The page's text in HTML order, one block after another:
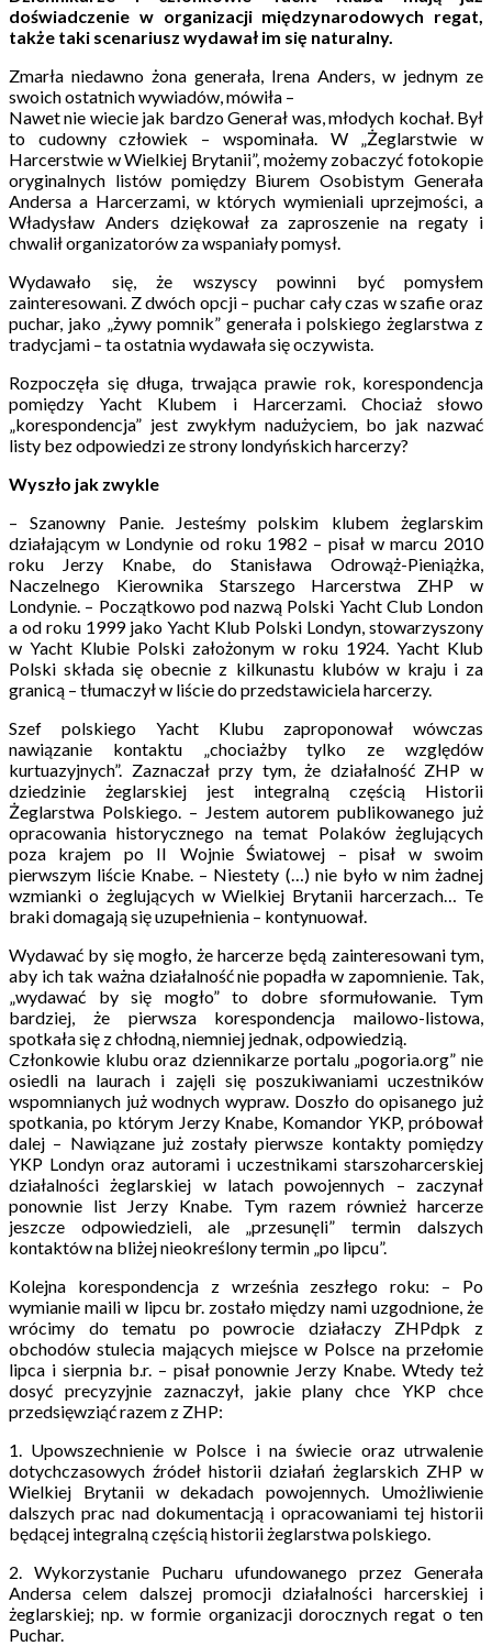
doświadczenie w organizacji międzynarodowych regat,
także taki scenariusz wydawał im się naturalny.
Zmarła niedawno żona generała, Irena Anders, w jednym ze
swoich ostatnich wywiadów, mówiła –
Nawet nie wiecie jak bardzo Generał was, młodych kochał. Był
to cudowny człowiek – wspominała. W „Żeglarstwie w
Harcerstwie w Wielkiej Brytanii”, możemy zobaczyć fotokopie
oryginalnych listów pomiędzy Biurem Osobistym Generała
Andersa a Harcerzami, w których wymieniali uprzejmości, a
Władysław Anders dziękował za zaproszenie na regaty i
chwalił organizatorów za wspaniały pomysł.
Wydawało się, że wszyscy powinni być pomysłem
zainteresowani. Z dwóch opcji – puchar cały czas w szafie oraz
puchar, jako „żywy pomnik” generała i polskiego żeglarstwa z
tradycjami – ta ostatnia wydawała się oczywista.
Rozpoczęła się długa, trwająca prawie rok, korespondencja
pomiędzy Yacht Klubem i Harcerzami. Chociaż słowo
„korespondencja” jest zwykłym nadużyciem, bo jak nazwać
listy bez odpowiedzi ze strony londyńskich harcerzy?
Wyszło jak zwykle
– Szanowny Panie. Jesteśmy polskim klubem żeglarskim
działającym w Londynie od roku 1982 – pisał w marcu 2010
roku Jerzy Knabe, do Stanisława Odrowąż-Pieniążka,
Naczelnego Kierownika Starszego Harcerstwa ZHP w
Londynie. – Początkowo pod nazwą Polski Yacht Club London
a od roku 1999 jako Yacht Klub Polski Londyn, stowarzyszony
w Yacht Klubie Polski założonym w roku 1924. Yacht Klub
Polski składa się obecnie z kilkunastu klubów w kraju i za
granicą – tłumaczył w liście do przedstawiciela harcerzy.
Szef polskiego Yacht Klubu zaproponował wówczas
nawiązanie kontaktu „chociażby tylko ze względów
kurtuazyjnych”. Zaznaczał przy tym, że działalność ZHP w
dziedzinie żeglarskiej jest integralną częścią Historii
Żeglarstwa Polskiego. – Jestem autorem publikowanego już
opracowania historycznego na temat Polaków żeglujących
poza krajem po II Wojnie Światowej – pisał w swoim
pierwszym liście Knabe. – Niestety (…) nie było w nim żadnej
wzmianki o żeglujących w Wielkiej Brytanii harcerzach… Te
braki domagają się uzupełnienia – kontynuował.
Wydawać by się mogło, że harcerze będą zainteresowani tym,
aby ich tak ważna działalność nie popadła w zapomnienie. Tak,
„wydawać by się mogło” to dobre sformułowanie. Tym
bardziej, że pierwsza korespondencja mailowo-listowa,
spotkała się z chłodną, niemniej jednak, odpowiedzią.
Członkowie klubu oraz dziennikarze portalu „pogoria.org” nie
osiedli na laurach i zajęli się poszukiwaniami uczestników
wspomnianych już wodnych wypraw. Doszło do opisanego już
spotkania, po którym Jerzy Knabe, Komandor YKP, próbował
dalej – Nawiązane już zostały pierwsze kontakty pomiędzy
YKP Londyn oraz autorami i uczestnikami starszoharcerskiej
działalności żeglarskiej w latach powojennych – zaczynał
ponownie list Jerzy Knabe. Tym razem również harcerze
jeszcze odpowiedzieli, ale „przesunęli” termin dalszych
kontaktów na bliżej nieokreślony termin „po lipcu”.
Kolejna korespondencja z września zeszłego roku: – Po
wymianie maili w lipcu br. zostało między nami uzgodnione, że
wrócimy do tematu po powrocie działaczy ZHPdpk z
obchodów stulecia mających miejsce w Polsce na przełomie
lipca i sierpnia b.r. – pisał ponownie Jerzy Knabe. Wtedy też
dosyć precyzyjnie zaznaczył, jakie plany chce YKP chce
przedsięwziąć razem z ZHP:
1. Upowszechnienie w Polsce i na świecie oraz utrwalenie
dotychczasowych źródeł historii działań żeglarskich ZHP w
Wielkiej Brytanii w dekadach powojennych. Umożliwienie
dalszych prac nad dokumentacją i opracowaniami tej historii
będącej integralną częścią historii żeglarstwa polskiego.
2. Wykorzystanie Pucharu ufundowanego przez Generała
Andersa celem dalszej promocji działalności harcerskiej i
żeglarskiej; np. w formie organizacji dorocznych regat o ten
Puchar.